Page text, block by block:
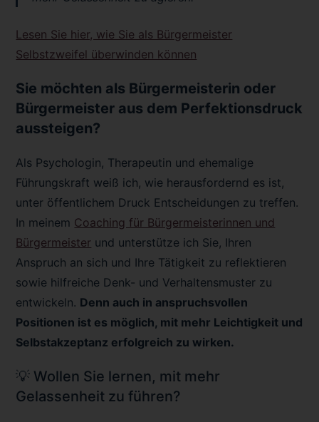
Lesen Sie hier, wie Sie als Bürgermeister
Selbstzweifel überwinden können
Sie möchten als Bürgermeisterin oder
Bürgermeister aus dem Perfektionsdruck
aussteigen?
Als Psychologin, Therapeutin und ehemalige
Führungskraft weiß ich, wie herausfordernd es ist,
unter öffentlichem Druck Entscheidungen zu treffen.
In meinem Coaching für Bürgermeisterinnen und
Bürgermeister und unterstütze ich Sie, Ihren
Anspruch an sich und Ihre Tätigkeit zu reflektieren
sowie hilfreiche Denk- und Verhaltensmuster zu
entwickeln. Denn auch in anspruchsvollen
Positionen ist es möglich, mit mehr Leichtigkeit und
Selbstakzeptanz erfolgreich zu wirken.
💡 Wollen Sie lernen, mit mehr
Gelassenheit zu führen?